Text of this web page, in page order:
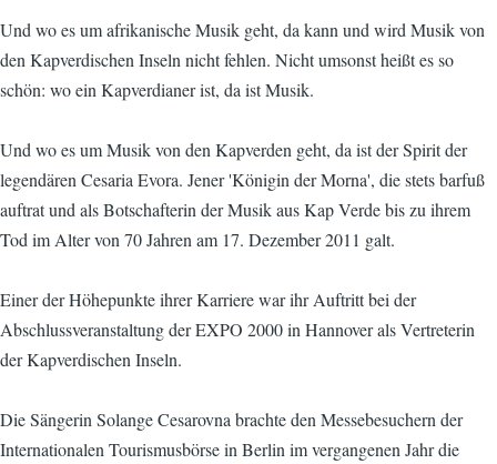
Und wo es um afrikanische Musik geht, da kann und wird Musik von
den Kapverdischen Inseln nicht fehlen. Nicht umsonst heißt es so
schön: wo ein Kapverdianer ist, da ist Musik.
Und wo es um Musik von den Kapverden geht, da ist der Spirit der
legendären Cesaria Evora. Jener 'Königin der Morna', die stets barfuß
auftrat und als Botschafterin der Musik aus Kap Verde bis zu ihrem
Tod im Alter von 70 Jahren am 17. Dezember 2011 galt.
Einer der Höhepunkte ihrer Karriere war ihr Auftritt bei der
Abschlussveranstaltung der EXPO 2000 in Hannover als Vertreterin
der Kapverdischen Inseln.
Die Sängerin Solange Cesarovna brachte den Messebesuchern der
Internationalen Tourismusbörse in Berlin im vergangenen Jahr die